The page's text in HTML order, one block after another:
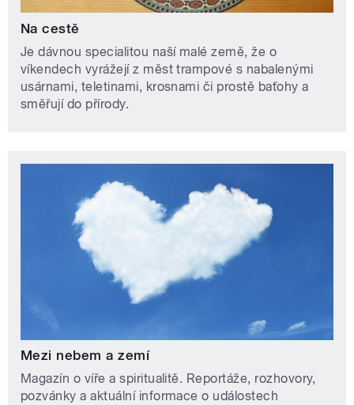
Na cestě
Je dávnou specialitou naší malé země, že o
víkendech vyrážejí z měst trampové s nabalenými
usárnami, teletinami, krosnami či prostě baťohy a
směřují do přírody.
Mezi nebem a zemí
Magazín o víře a spiritualitě. Reportáže, rozhovory,
pozvánky a aktuální informace o událostech